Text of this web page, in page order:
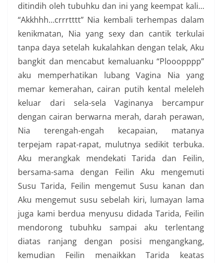
ditindih oleh tubuhku dan ini yang keempat kali…
“Akkhhh…crrrtttt” Nia kembali terhempas dalam
kenikmatan, Nia yang sexy dan cantik terkulai
tanpa daya setelah kukalahkan dengan telak, Aku
bangkit dan mencabut kemaluanku “Plooopppp”
aku memperhatikan lubang Vagina Nia yang
memar kemerahan, cairan putih kental meleleh
keluar dari sela-sela Vaginanya bercampur
dengan cairan berwarna merah, darah perawan,
Nia terengah-engah kecapaian, matanya
terpejam rapat-rapat, mulutnya sedikit terbuka.
Aku merangkak mendekati Tarida dan Feilin,
bersama-sama dengan Feilin Aku mengemuti
Susu Tarida, Feilin mengemut Susu kanan dan
Aku mengemut susu sebelah kiri, lumayan lama
juga kami berdua menyusu didada Tarida, Feilin
mendorong tubuhku sampai aku terlentang
diatas ranjang dengan posisi mengangkang,
kemudian Feilin menaikkan Tarida keatas